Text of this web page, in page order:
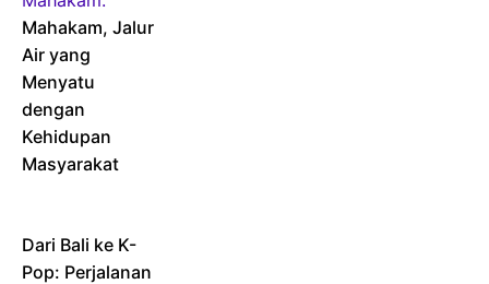
Mahakam, Jalur
Air yang
Menyatu
dengan
Kehidupan
Masyarakat
Dari Bali ke K-
Pop: Perjalanan